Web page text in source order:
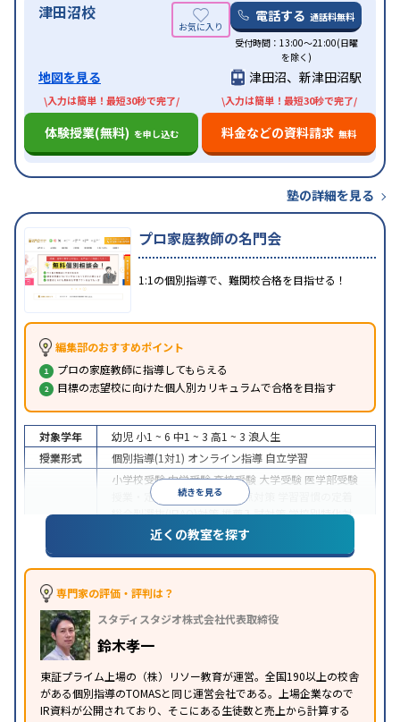
津田沼校 電話する 通話料無料
受付時間：13:00〜21:00(日曜
を除く)
地図を見る 津田沼、新津田沼駅
\入力は簡単！最短30秒で完了/
体験授業(無料) を申し込む
\入力は簡単！最短30秒で完了/
料金などの資料請求 無料
塾の詳細を見る
プロ家庭教師の名門会
1:1の個別指導で、難関校合格を目指せる！
編集部のおすすめポイント
プロの家庭教師に指導してもらえる
目標の志望校に向けた個人別カリキュラムで合格を目指す
続きを見る
対象学年 幼児 小1 ~ 6 中1 ~ 3 高1 ~ 3 浪人生
授業形式
個別指導(1対1) オンライン指導 自立学習
小学校受験中学受験高校受験 大学受験 医学部受験
授業・定期テスト対策
内申点対策
総合型選抜(旧AO)対策推薦入試対策学校別特化対
国公立大対策私大対策 共通テスト対策
特徴
中高一貫校生に対応
応
オンライン対応
みの受講可発達障害の子どもに対応
近くの教室を探す
専門家の評価・評判は？
スタディスタジオ株式会社代表取締役
鈴木孝一
東証プライム上場の（株）リソー教育が運営。全国190以上の校舎
がある個別指導のTOMASと同じ運営会社である。上場企業なので
IR資料が公開されており、そこにある生徒数と売上から計算する